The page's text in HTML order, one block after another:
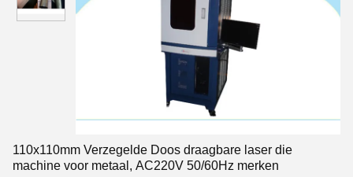
110x110mm Verzegelde Doos draagbare laser die
machine voor metaal, AC220V 50/60Hz merken